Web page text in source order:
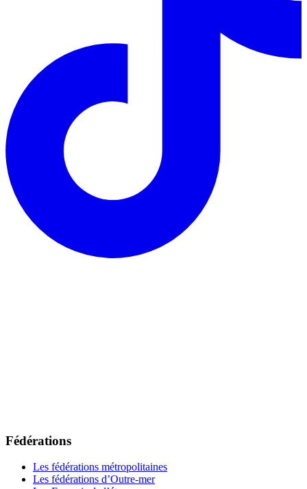
Fédérations
Les fédérations métropolitaines
Les fédérations d’Outre-mer